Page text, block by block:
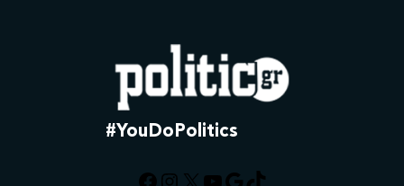
#YouDoPolitics
Facebook
Instagram
X YouTube
Google
TikTok